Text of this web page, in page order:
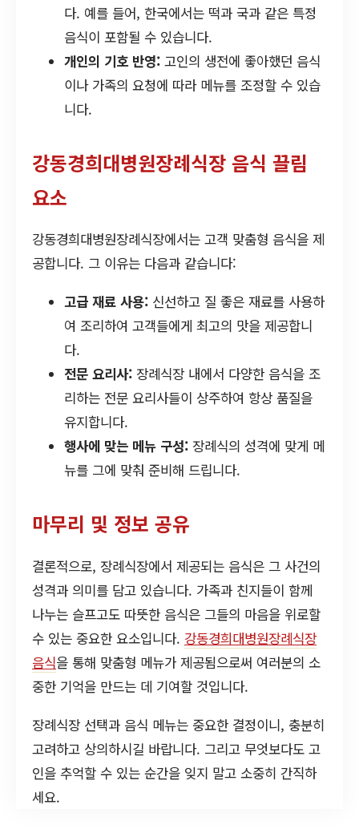
다. 예를 들어, 한국에서는 떡과 국과 같은 특정
음식이 포함될 수 있습니다.
개인의 기호 반영: 고인의 생전에 좋아했던 음식
이나 가족의 요청에 따라 메뉴를 조정할 수 있습
니다.
강동경희대병원장례식장 음식 끌림
요소
강동경희대병원장례식장에서는 고객 맞춤형 음식을 제
공합니다. 그 이유는 다음과 같습니다:
고급 재료 사용: 신선하고 질 좋은 재료를 사용하
여 조리하여 고객들에게 최고의 맛을 제공합니
다.
전문 요리사: 장례식장 내에서 다양한 음식을 조
리하는 전문 요리사들이 상주하여 항상 품질을
유지합니다.
행사에 맞는 메뉴 구성: 장례식의 성격에 맞게 메
뉴를 그에 맞춰 준비해 드립니다.
마무리 및 정보 공유
결론적으로, 장례식장에서 제공되는 음식은 그 사건의
성격과 의미를 담고 있습니다. 가족과 친지들이 함께
나누는 슬프고도 따뜻한 음식은 그들의 마음을 위로할
수 있는 중요한 요소입니다. 강동경희대병원장례식장
음식을 통해 맞춤형 메뉴가 제공됨으로써 여러분의 소
중한 기억을 만드는 데 기여할 것입니다.
장례식장 선택과 음식 메뉴는 중요한 결정이니, 충분히
고려하고 상의하시길 바랍니다. 그리고 무엇보다도 고
인을 추억할 수 있는 순간을 잊지 말고 소중히 간직하
세요.